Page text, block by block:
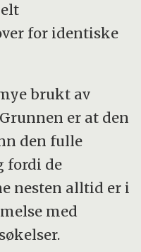
for identiske
brukt av
er at den
den fulle
fordi de
nesten alltid er i
med